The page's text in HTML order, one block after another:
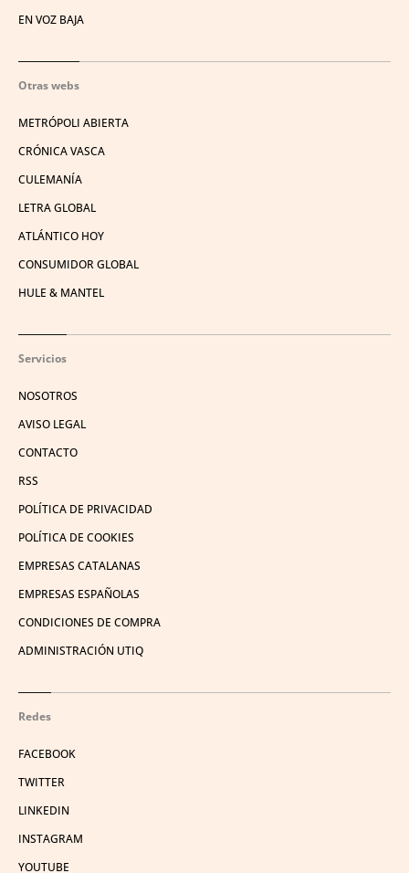
EN VOZ BAJA
Otras webs
METRÓPOLI ABIERTA
CRÓNICA VASCA
CULEMANÍA
LETRA GLOBAL
ATLÁNTICO HOY
CONSUMIDOR GLOBAL
HULE & MANTEL
Servicios
NOSOTROS
AVISO LEGAL
CONTACTO
RSS
POLÍTICA DE PRIVACIDAD
POLÍTICA DE COOKIES
EMPRESAS CATALANAS
EMPRESAS ESPAÑOLAS
CONDICIONES DE COMPRA
ADMINISTRACIÓN UTIQ
Redes
FACEBOOK
TWITTER
LINKEDIN
INSTAGRAM
YOUTUBE